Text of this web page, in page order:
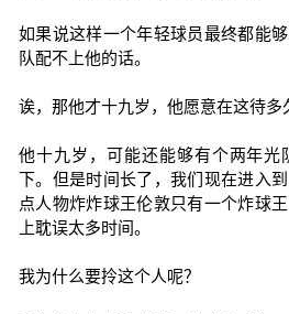
如果说这样一个年轻球员最终都能
队配不上他的话。
诶，那他才十九岁，他愿意在这待多
他十九岁，可能还能够有个两年光
下。但是时间长了，我们现在进入
点人物炸炸球王伦敦只有一个炸球
上耽误太多时间。
我为什么要拎这个人呢？